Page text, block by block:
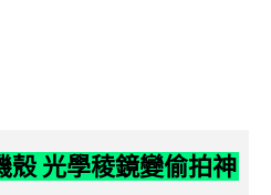
殼 光學稜鏡變偷拍神